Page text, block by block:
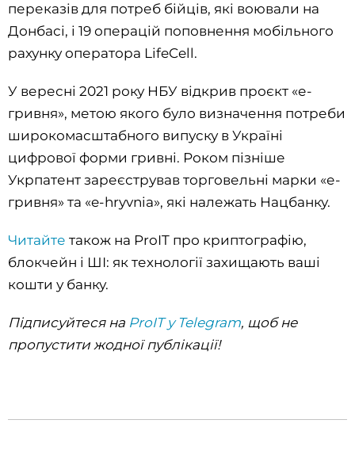
переказів для потреб бійців, які воювали на
Донбасі, і 19 операцій поповнення мобільного
рахунку оператора LifeCell.
У вересні 2021 року НБУ відкрив проєкт «е-
гривня», метою якого було визначення потреби
широкомасштабного випуску в Україні
цифрової форми гривні. Роком пізніше
Укрпатент зареєстрував торговельні марки «е-
гривня» та «e-hryvnia», які належать Нацбанку.
Читайте також на ProIT про криптографію,
блокчейн і ШІ: як технології захищають ваші
кошти у банку.
Підписуйтеся на ProIT у Telegram, щоб не
пропустити жодної публікації!